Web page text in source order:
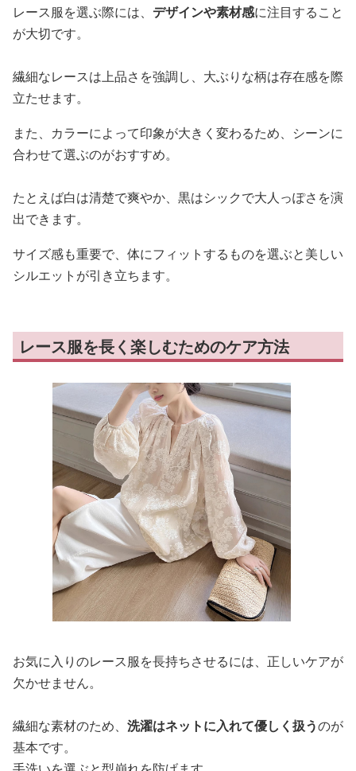
レース服を選ぶ際には、 デザインや素材感に注目すること
が大切です。
繊細なレースは上品さを強調し、大ぶりな柄は存在感を際
立たせます。
また、カラーによって印象が大きく変わるため、シーンに
合わせて選ぶのがおすすめ。
たとえば白は清楚で爽やか、黒はシックで大人っぽさを演
出できます。
サイズ感も重要で、体にフィットするものを選ぶと美しい
シルエットが引き立ちます。
レース服を長く楽しむためのケア方法
お気に入りのレース服を長持ちさせるには、正しいケアが
欠かせません。
繊細な素材のため、 洗濯はネットに入れて優しく扱うのが
基本です。